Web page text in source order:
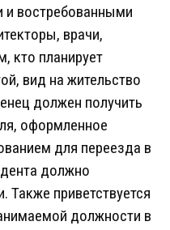
востребованными
врачи,
кто планирует
вид на жительство
должен получить
оформленное
для переезда в
должно
Также приветствуется
должности в